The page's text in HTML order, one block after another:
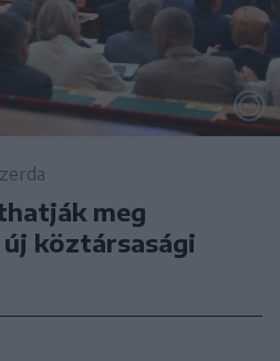
meg
köztársasági